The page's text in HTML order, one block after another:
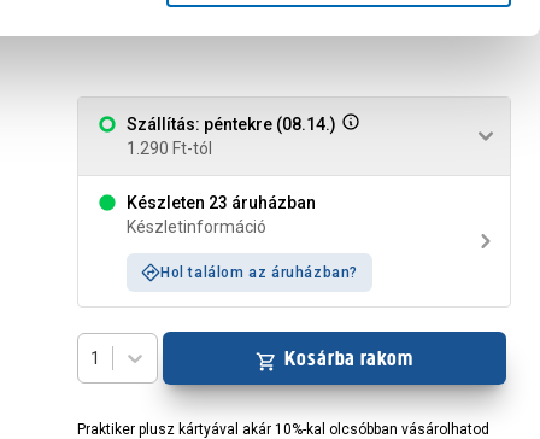
Szállítás: péntekre (08.14.)
1.290 Ft-tól
Készleten 23 áruházban
Készletinformáció
Hol találom az áruházban?
1 Kosárba rakom
Praktiker plusz kártyával akár 10%-kal olcsóbban vásárolhatod